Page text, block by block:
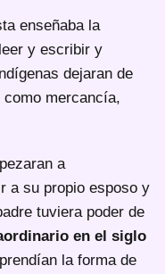
enseñaba la
y escribir y
dejaran de
mercancía,
a
a su propio esposo y
tuviera poder de
en el siglo
la forma de